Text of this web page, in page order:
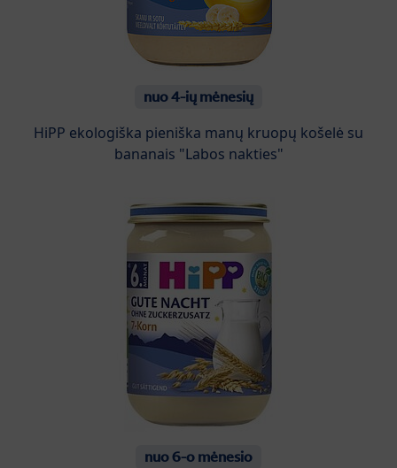
nuo 4-ių mėnesių
HiPP ekologiška pieniška manų kruopų košelė su
bananais "Labos nakties"
nuo 6-o mėnesio